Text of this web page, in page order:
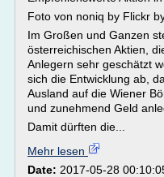
Foto von noniq by Flickr
Im Großen und Ganzen
österreichischen Aktien,
Anlegern sehr geschätzt
sich die Entwicklung ab,
Ausland auf die Wiener
und zunehmend Geld
Damit dürften die...
Mehr lesen
Date: 2017-05-28